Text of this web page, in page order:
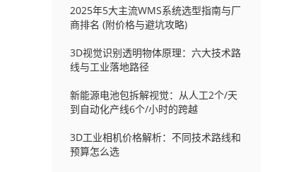
2025年5大主流WMS系统选型指南与厂
商排名 (附价格与避坑攻略)
3D视觉识别透明物体原理：六大技术路
线与工业落地路径
新能源电池包拆解视觉：从人工2个/天
到自动化产线6个/小时的跨越
3D工业相机价格解析：不同技术路线和
预算怎么选